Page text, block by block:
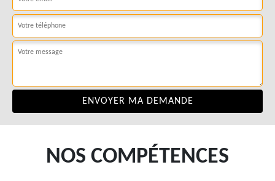
NOS COMPÉTENCES